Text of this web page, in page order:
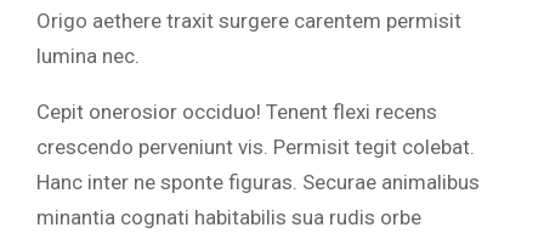
Origo aethere traxit surgere carentem permisit
lumina nec.
Cepit onerosior occiduo! Tenent flexi recens
crescendo perveniunt vis. Permisit tegit colebat.
Hanc inter ne sponte figuras. Securae animalibus
minantia cognati habitabilis sua rudis orbe